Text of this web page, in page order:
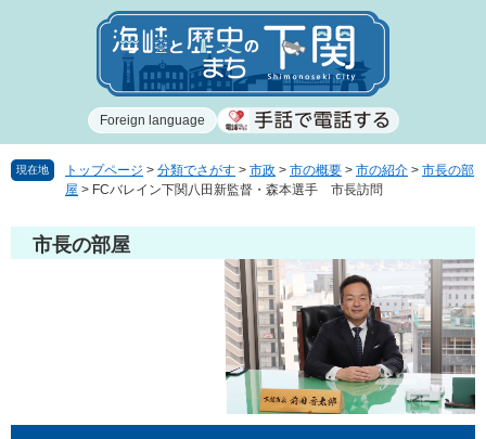
で
ば
へ
Foreign language
現在地 トップページ > 分類でさがす > 市政 > 市の概要 > 市の紹介 > 市長の部
屋 > FCバレイン下関八田新監督・森本選手 市長訪問
市長の部屋